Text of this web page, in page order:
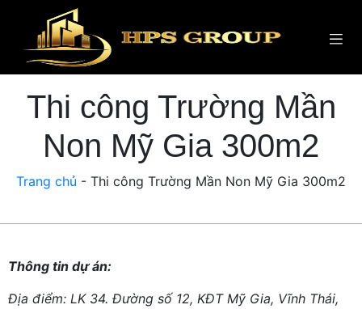
Thi công Trường Mần
Non Mỹ Gia 300m2
Trang chủ - Thi công Trường Mần Non Mỹ Gia 300m2
Thông tin dự án:
Địa điểm: LK 34. Đường số 12, KĐT Mỹ Gia, Vĩnh Thái,